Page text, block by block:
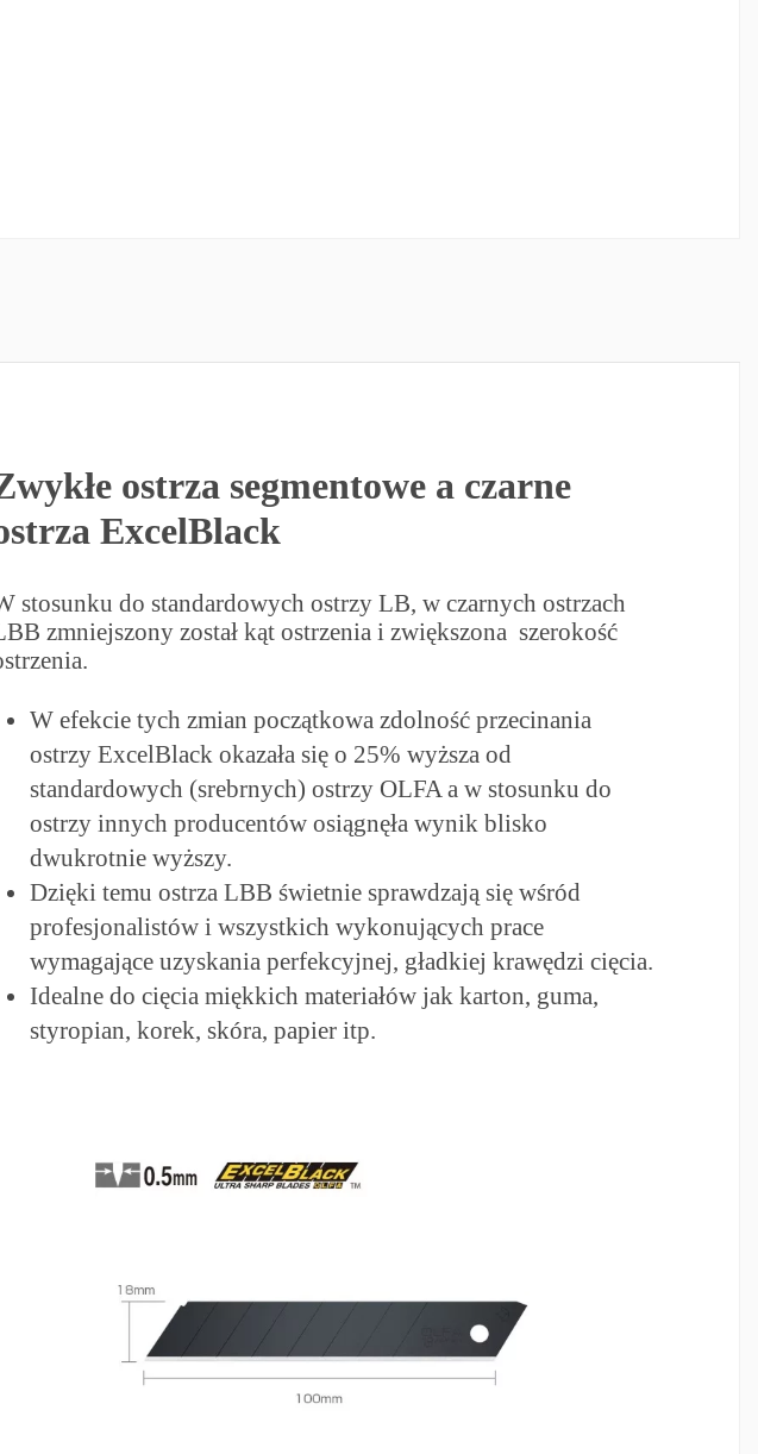
ostrza segmentowe a czarne
ExcelBlack
stosunku do standardowych ostrzy LB, w czarnych ostrzach
zmniejszony został kąt ostrzenia i zwiększona szerokość
W efekcie tych zmian początkowa zdolność przecinania
ostrzy ExcelBlack okazała się o 25% wyższa od
standardowych (srebrnych) ostrzy OLFA a w stosunku do
ostrzy innych producentów osiągnęła wynik blisko
dwukrotnie wyższy.
Dzięki temu ostrza LBB świetnie sprawdzają się wśród
profesjonalistów i wszystkich wykonujących prace
wymagające uzyskania perfekcyjnej, gładkiej krawędzi cięcia.
Idealne do cięcia miękkich materiałów jak karton, guma,
styropian, korek, skóra, papier itp.